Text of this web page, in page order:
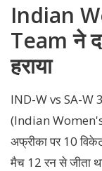
Indian
Team ने
हराया
IND-W vs SA-W
(Indian Women's
अफ्रीका पर 10
मैच 12 रन से जीता